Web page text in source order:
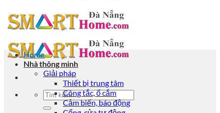
Tìm
kiếm:
Home
Nhà thông minh
Giải pháp
Thiết bị trung tâm
Công tắc, ổ cắm
Cảm biến, báo động